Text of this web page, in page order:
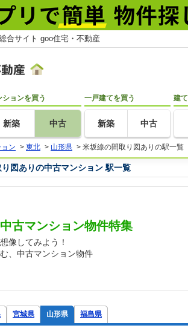
合サイト goo住宅・不動産
ションを買う
新築 中古
一戸建てを買う
新築 中古
建
ン > 東北 > 山形県 > 米坂線の間取り図ありの駅一覧
図ありの中古マンション 駅一覧
古マンション物件特集
像してみよう！
、中古マンション物件
宮城県 山形県 福島県